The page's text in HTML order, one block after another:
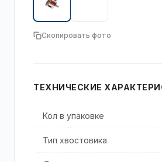
Скопировать фото
ТЕХНИЧЕСКИЕ
Кол в упаковке
Тип хвостовика